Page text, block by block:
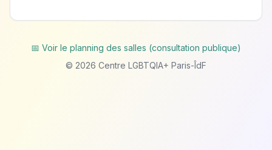
📅 Voir le planning des salles (consultation publique)
© 2026 Centre LGBTQIA+ Paris-ÎdF